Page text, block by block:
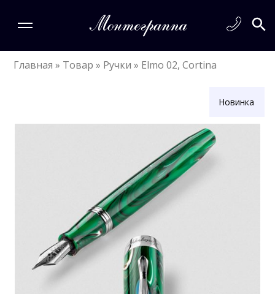
Главная » Товар » Ручки » Elmo 02, Cortina
Новинка